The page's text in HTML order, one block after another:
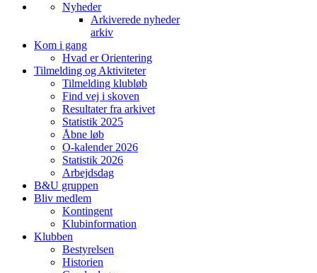
Nyheder
Arkiverede nyheder
arkiv
Kom i gang
Hvad er Orientering
Tilmelding og Aktiviteter
Tilmelding klubløb
Find vej i skoven
Resultater fra arkivet
Statistik 2025
Åbne løb
O-kalender 2026
Statistik 2026
Arbejdsdag
B&U gruppen
Bliv medlem
Kontingent
Klubinformation
Klubben
Bestyrelsen
Historien